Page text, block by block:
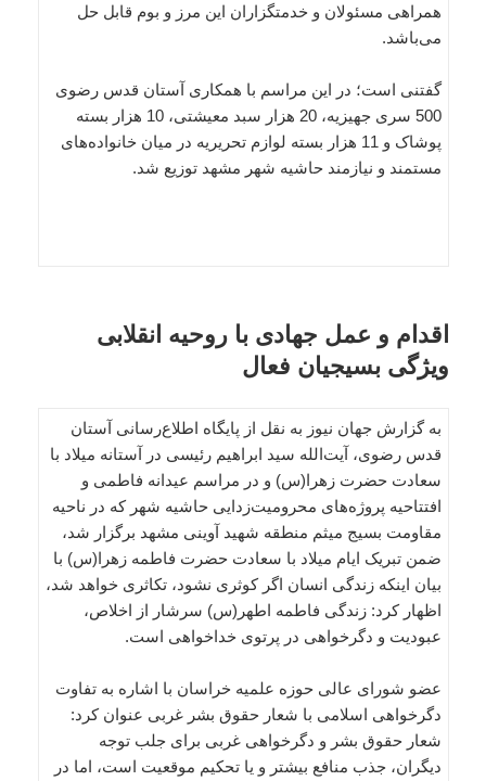
همراهی مسئولان و خدمتگزاران این مرز و بوم قابل حل
می‌باشد.
گفتنی است؛ در این مراسم با همکاری آستان قدس رضوی
500 سری جهیزیه، 20 هزار سبد معیشتی، 10 هزار بسته
پوشاک و 11 هزار بسته لوازم تحریریه در میان خانواده‌های
مستمند و نیازمند حاشیه شهر مشهد توزیع شد.
اقدام و عمل جهادی با روحیه انقلابی
ویژگی بسیجیان فعال
به گزارش جهان نیوز به نقل از پایگاه اطلاع‌رسانی آستان
قدس رضوی، آیت‌الله سید ابراهیم رئیسی در آستانه میلاد با
سعادت حضرت زهرا(س) و در مراسم عیدانه فاطمی و
افتتاحیه پروژه‌های محرومیت‌زدایی حاشیه شهر که در ناحیه
مقاومت بسیج میثم منطقه شهید آوینی مشهد برگزار شد،
ضمن تبریک ایام میلاد با سعادت حضرت فاطمه زهرا(س) با
بیان اینکه زندگی انسان اگر کوثری نشود، تکاثری خواهد شد،
اظهار کرد: زندگی فاطمه اطهر(س) سرشار از اخلاص،
عبودیت و دگرخواهی در پرتوی خداخواهی است.
عضو شورای عالی حوزه علمیه خراسان با اشاره به تفاوت
دگرخواهی اسلامی با شعار حقوق بشر غربی عنوان کرد:
شعار حقوق بشر و دگرخواهی غربی برای جلب توجه
دیگران، جذب منافع بیشتر و یا تحکیم موقعیت است، اما در